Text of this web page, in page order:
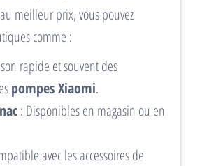
meilleur prix, vous pouvez
comme :
rapide et souvent des
pompes Xiaomi.
: Disponibles en magasin ou en
avec les accessoires de